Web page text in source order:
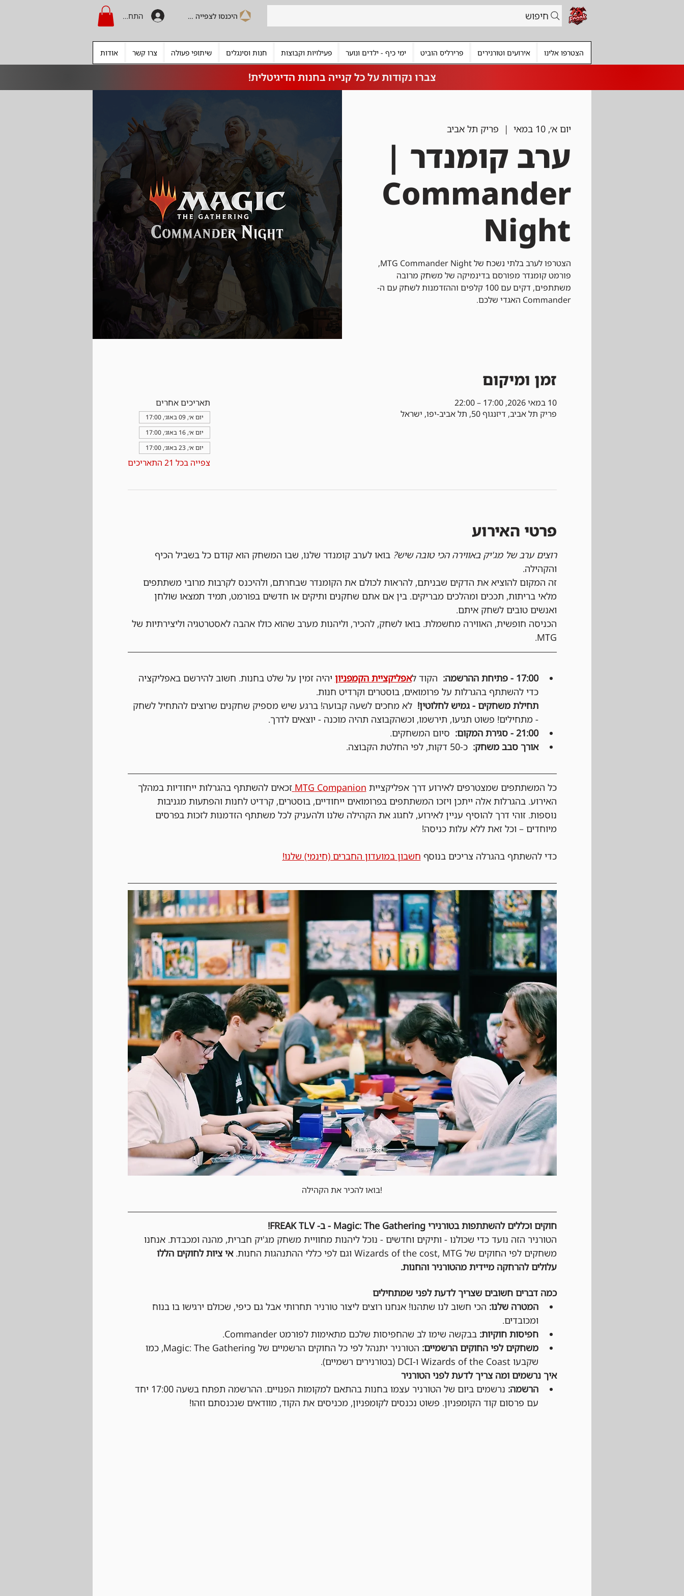
התחברות היכנסו לצפייה בקרדיט חיפוש
הצטרפו אלינו אירועים וטורנירים פרירליס הוביט ימי כיף - ילדים ונוער פעילויות וקבוצות חנות וסינגלים שיתופי פעולה צרו קשר אודות
צברו נקודות על כל קנייה בחנות הדיגיטלית!
יום א׳, 10 במאי
  |
פריק תל אביב
ערב קומנדר |
Commander
Night
הצטרפו לערב בלתי נשכח של MTG Commander Night,
פורמט קומנדר מפורסם בדינמיקה של משחק מרובה
משתתפים, דקים עם 100 קלפים וההזדמנות לשחק עם ה-
Commander האגדי שלכם.
זמן ומיקום
10 במאי 2026, 17:00 – 22:00
פריק תל אביב, דיזנגוף 50, תל אביב-יפו, ישראל
תאריכים אחרים
יום א׳, 09 באוג׳, 17:00
יום א׳, 16 באוג׳, 17:00
יום א׳, 23 באוג׳, 17:00
צפייה בכל 21 התאריכים
פרטי האירוע
רוצים ערב של מג'יק באווירה הכי טובה שיש? בואו לערב קומנדר שלנו, שבו המשחק הוא קודם כל בשביל הכיף
והקהילה.
זה המקום להוציא את הדקים שבניתם, להראות לכולם את הקומנדר שבחרתם, ולהיכנס לקרבות מרובי משתתפים
מלאי בריתות, תככים ומהלכים מבריקים. בין אם אתם שחקנים ותיקים או חדשים בפורמט, תמיד תמצאו שולחן
ואנשים טובים לשחק איתם.
הכניסה חופשית, האווירה מחשמלת. בואו לשחק, להכיר, וליהנות מערב שהוא כולו אהבה לאסטרטגיה וליצירתיות של
MTG.
17:00 - פתיחת ההרשמה: הקוד לאפליקציית הקמפניון יהיה זמין על שלט בחנות. חשוב להירשם באפליקציה
כדי להשתתף בהגרלות על פרומואים, בוסטרים וקרדיט חנות.
תחילת משחקים - גמיש לחלוטין! לא מחכים לשעה קבועה! ברגע שיש מספיק שחקנים שרוצים להתחיל לשחק
- מתחילים! פשוט תגיעו, תירשמו, וכשהקבוצה תהיה מוכנה - יוצאים לדרך.
21:00 - סגירת המקום:
סיום המשחקים.
אורך סבב משחק: כ-50 דקות, לפי החלטת הקבוצה.
כל המשתתפים שמצטרפים לאירוע דרך אפליקציית MTG Companion זכאים להשתתף בהגרלות ייחודיות במהלך
האירוע. בהגרלות אלה ייתכן ויזכו המשתתפים בפרומואים ייחודיים, בוסטרים, קרדיט לחנות והפתעות מגניבות
נוספות. זוהי דרך להוסיף עניין לאירוע, לחגוג את הקהילה שלנו ולהעניק לכל משתתף הזדמנות לזכות בפרסים
מיוחדים – וכל זאת ללא עלות כניסה!
כדי להשתתף בהגרלה צריכים בנוסף חשבון במועדון החברים (חינמי) שלנו!
בואו להכיר את הקהילה!
חוקים וכללים להשתתפות בטורנירי Magic: The Gathering - ב- FREAK TLV!
הטורניר הזה נועד כדי שכולנו - ותיקים וחדשים - נוכל ליהנות מחוויית משחק מג'יק חברית, מהנה ומכבדת. אנחנו
משחקים לפי החוקים של Wizards of the cost, MTG וגם לפי כללי ההתנהגות החנות.
אי ציות לחוקים הללו
עלולים להרחקה מיידית מהטורניר והחנות.
כמה דברים חשובים שצריך לדעת לפני שמתחילים
המטרה שלנו: הכי חשוב לנו שתהנו! אנחנו רוצים ליצור טורניר תחרותי אבל גם כיפי, שכולם ירגישו בו בנוח
ומכובדים.
חפיסות חוקיות: בבקשה שימו לב שהחפיסות שלכם מתאימות לפורמט Commander.
משחקים לפי החוקים הרשמיים:
הטורניר יתנהל לפי כל החוקים הרשמיים של Magic: The Gathering, כמו
שקבעו Wizards of the Coast ו-DCI (בטורנירים רשמיים).
איך נרשמים ומה צריך לדעת לפני הטורניר
הרשמה:
נרשמים ביום של הטורניר עצמו בחנות בהתאם למקומות הפנויים. ההרשמה תפתח בשעה 17:00 יחד
עם פרסום קוד הקומפניון. פשוט נכנסים לקומפניון, מכניסים את הקוד, מוודאים שנכנסתם וזהו!